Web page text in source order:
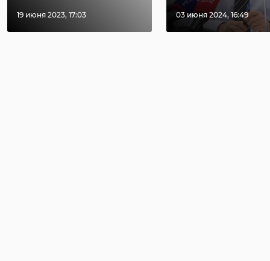
19 июня 2023, 17:03 03 июня 2024, 16:49